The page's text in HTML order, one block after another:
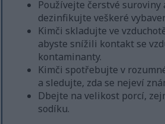
Používejte čerstvé
dezinfikujte veškeré
Kimči skladujte ve
abyste snížili kontakt se
kontaminanty.
Kimči spotřebujte v
a sledujte, zda se nejeví
Dbejte na velikost porcí,
sodíku.